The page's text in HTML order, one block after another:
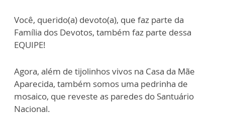
Você, querido(a) devoto(a), que faz parte da
Família dos Devotos, também faz parte dessa
EQUIPE!
Agora, além de tijolinhos vivos na Casa da Mãe
Aparecida, também somos uma pedrinha de
mosaico, que reveste as paredes do Santuário
Nacional.